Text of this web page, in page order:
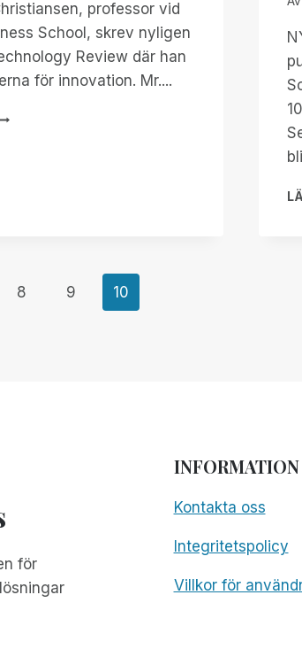
professor vid
School, skrev nyligen
Review där han
för innovation. Mr....
8 9 10
för
Kontakta oss
Integritetspolicy
Villkor för